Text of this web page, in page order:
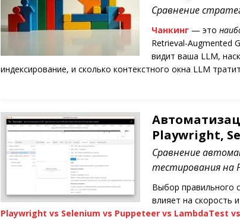
Сравнение
Чанкинг— это
Retrieval-Augmented
видит ваша LLM,
индексирование, и сколько контекстного окна LLM
Playwright,
Сравнение
тестирования на
Выбор правильного
влияет на скорость
Playwright vs Selenium vs Puppeteervs LambdaTest vs